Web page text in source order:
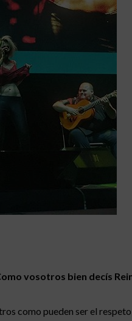
vosotros bien decís
como pueden ser el